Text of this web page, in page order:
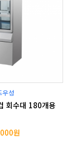
우성
회수대 180개용
원